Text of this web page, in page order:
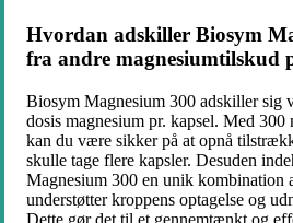
Hvordan adskiller Biosym
fra andre magnesiumtilskud
Biosym Magnesium 300 adskiller sig
dosis magnesium pr. kapsel. Med 300
kan du være sikker på at opnå
skulle tage flere kapsler. Desuden
Magnesium 300 en unik kombination
understøtter kroppens optagelse og
Dette gør det til et gennemtænkt og